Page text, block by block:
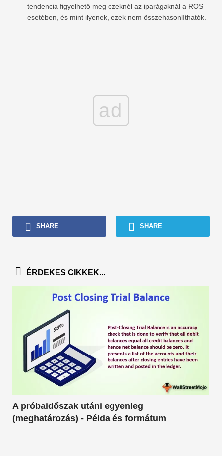
tendencia figyelhető meg ezeknél az iparágaknál a ROS
esetében, és mint ilyenek, ezek nem összehasonlíthatók.
ad
SHARE SHARE
ÉRDEKES CIKKEK...
A próbaidőszak utáni egyenleg
(meghatározás) - Példa és formátum